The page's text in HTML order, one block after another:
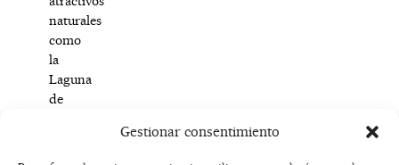
Gestionar consentimiento
naturales
como
la
Laguna
de